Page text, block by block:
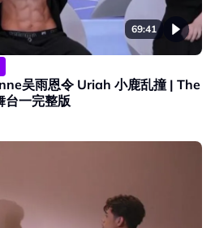
69:41
吴雨恩令 Uriah 小鹿乱撞 | The
飞普乐士 初舞台一完整版